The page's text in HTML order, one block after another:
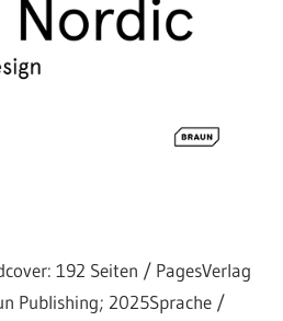
192 Seiten / PagesVerlag
Publishing; 2025Sprache /